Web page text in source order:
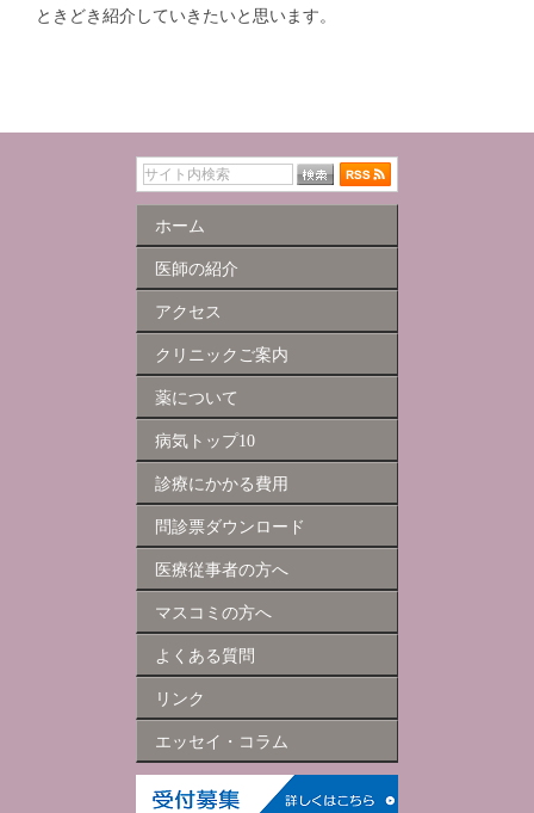
ときどき紹介していきたいと思います。
ホーム
医師の紹介
アクセス
クリニックご案内
薬について
病気トップ10
診療にかかる費用
問診票ダウンロード
医療従事者の方へ
マスコミの方へ
よくある質問
リンク
エッセイ・コラム